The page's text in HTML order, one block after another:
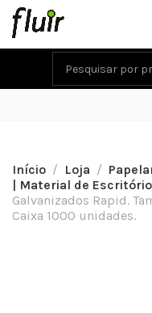
Início Loja
| Material de Escritório
Galvanizados Rapid.
Caixa 1000 unidades.